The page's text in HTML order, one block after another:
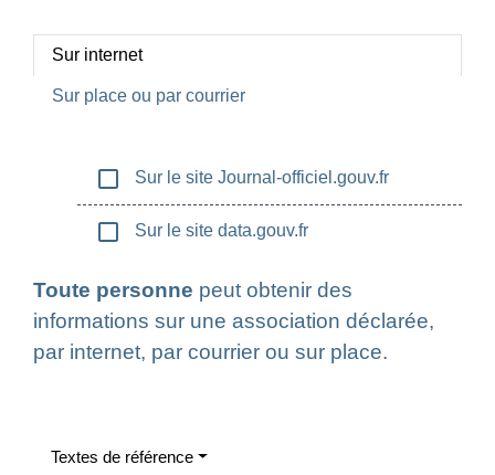
Sur internet
Sur place ou par courrier
check_box_outline_blank Sur le site Journal-officiel.gouv.fr
check_box_outline_blank Sur le site data.gouv.fr
Toute personne peut obtenir des
informations sur une association déclarée,
par internet, par courrier ou sur place.
Textes de référence